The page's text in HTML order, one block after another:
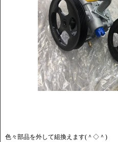
色々部品を外して組換えます(＾◇＾)